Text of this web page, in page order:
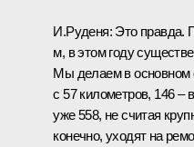
И.Руденя: Это правда.
м, в этом году
Мы делаем в основном
с 57 километров, 146 –
уже 558, не считая
конечно, уходят на